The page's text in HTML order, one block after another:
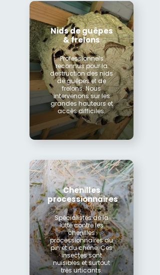
Nids de guêpes
& frelons
Professionnels
reconnus pour la
destruction des nids
de guêpes et de
frelons. Nous
intervenons sur les
grandes hauteurs et
accès difficiles.
Chenilles
processionnaires
Spécialistes de la
lutte contre les
chenilles
processionnaires du
pin et du chêne. Ces
insectes sont
nuisibles et surtout
très urticants.